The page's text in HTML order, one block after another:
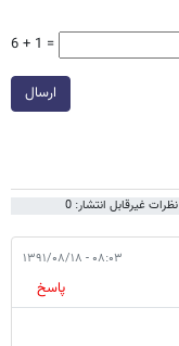
6 + 1 =
ارسال
نظرات غیرقابل انتشار: 0
۰۸:۰۳ - ۱۳۹۱/۰۸/۱۸
پاسخ